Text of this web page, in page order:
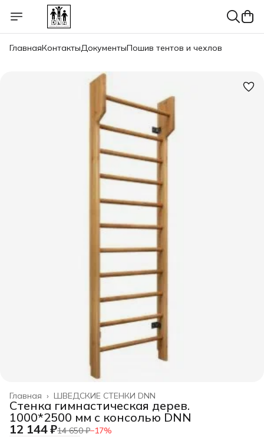
ГлавнаяКонтактыДокументыПошив тентов и чехлов
ШВЕДСКИЕ СТЕНКИ DNN
Главная ›
Стенка гимнастическая дерев.
1000*2500 мм с консолью DNN
12 144 ₽14 650 ₽−17%